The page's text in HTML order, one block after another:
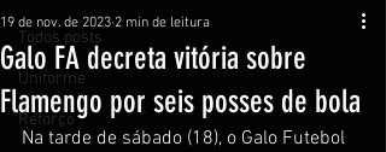
Todos posts
Uniforme
Reforço
Galo FA decreta vitória sobre
Flamengo por seis posses de bola
19 de nov. de 2023 2 min de leitura
Na tarde de sábado (18), o Galo Futebol